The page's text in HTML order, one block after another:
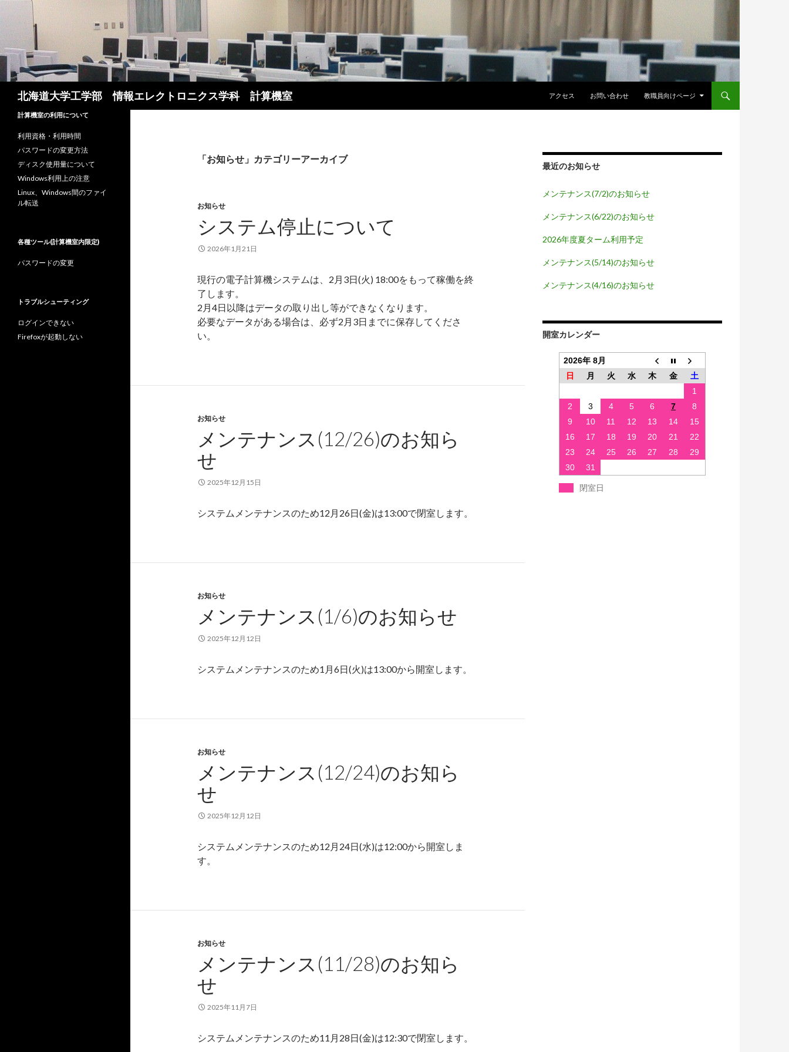
北海道大学工学部 情報エレクトロニクス学科 計算機室
アクセス
お問い合わせ 教職員向けページ
「お知らせ」カテゴリーアーカイブ
お知らせ
システム停止について
2026年1月21日
現行の電子計算機システムは、2月3日(火) 18:00をもって稼働を終
了します。
2月4日以降はデータの取り出し等ができなくなります。
必要なデータがある場合は、必ず2月3日までに保存してくださ
い。
お知らせ
メンテナンス(12/26)のお知ら
せ
2025年12月15日
システムメンテナンスのため12月26日(金)は13:00で閉室します。
お知らせ
メンテナンス(1/6)のお知らせ
2025年12月12日
システムメンテナンスのため1月6日(火)は13:00から開室します。
お知らせ
メンテナンス(12/24)のお知ら
せ
2025年12月12日
システムメンテナンスのため12月24日(水)は12:00から開室しま
す。
お知らせ
メンテナンス(11/28)のお知ら
せ
2025年11月7日
システムメンテナンスのため11月28日(金)は12:30で閉室します。
最近のお知らせ
メンテナンス(7/2)のお知らせ
メンテナンス(6/22)のお知らせ
2026年度夏ターム利用予定
メンテナンス(5/14)のお知らせ
メンテナンス(4/16)のお知らせ
開室カレンダー
2026年 8月
日
月 火 水 木 金
土
1
2
3 4 5 6 7
8
9
10 11 12 13 14
15
16
17 18 19 20 21
22
23
24 25 26 27 28
29
30
31
閉室日
計算機室の利用について
利用資格・利用時間
パスワードの変更方法
ディスク使用量について
Windows利用上の注意
Linux、Windows間のファイ
ル転送
各種ツール(計算機室内限定)
パスワードの変更
トラブルシューティング
ログインできない
Firefoxが起動しない